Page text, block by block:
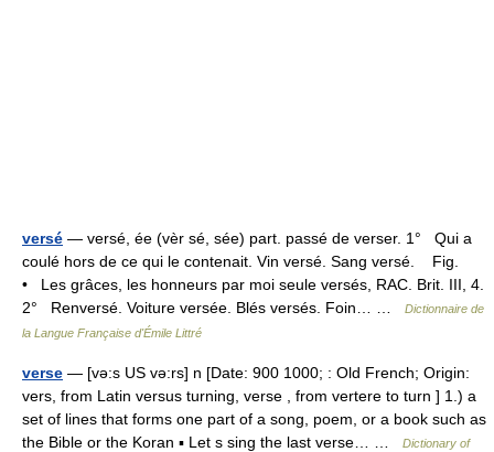
versé — versé, ée (vèr sé, sée) part. passé de verser. 1° Qui a
coulé hors de ce qui le contenait. Vin versé. Sang versé. Fig.
• Les grâces, les honneurs par moi seule versés, RAC. Brit. III, 4.
2° Renversé. Voiture versée. Blés versés. Foin… …
Dictionnaire de
la Langue Française d'Émile Littré
verse — [və:s US və:rs] n [Date: 900 1000; : Old French; Origin:
vers, from Latin versus turning, verse , from vertere to turn ] 1.) a
set of lines that forms one part of a song, poem, or a book such as
the Bible or the Koran ▪ Let s sing the last verse… …
Dictionary of